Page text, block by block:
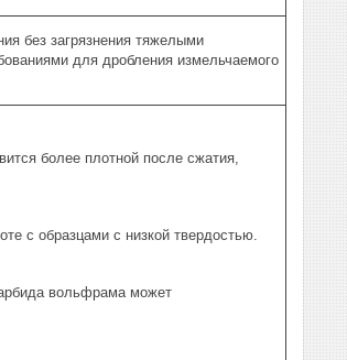
без загрязнения тяжелыми
для дробления измельчаемого
более плотной после сжатия,
с образцами с низкой твердостью.
вольфрама может